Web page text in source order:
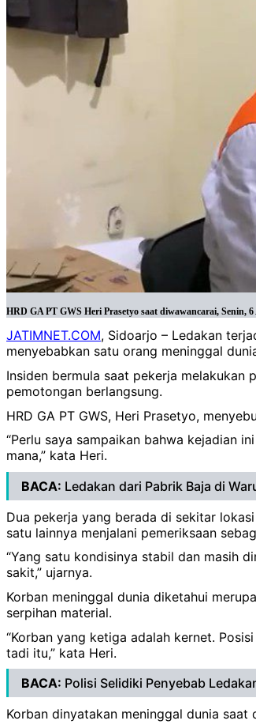
HRD GA PT GWS Heri Prasetyo saat diwawancarai, Senin,
JATIMNET.COM, Sidoarjo – Ledakan
menyebabkan satu orang meninggal
Insiden bermula saat pekerja
pemotongan berlangsung.
HRD GA PT GWS, Heri Prasetyo,
“Perlu saya sampaikan bahwa kejadian
mana,” kata Heri.
BACA: Ledakan dari Pabrik Baja di
Dua pekerja yang berada di sekitar
satu lainnya menjalani pemeriksaan
“Yang satu kondisinya stabil dan masih
sakit,” ujarnya.
Korban meninggal dunia diketahui
serpihan material.
“Korban yang ketiga adalah kernet.
tadi itu,” kata Heri.
BACA: Polisi Selidiki Penyebab
Korban dinyatakan meninggal dunia saat